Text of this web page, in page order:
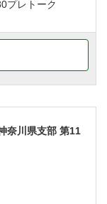
プレトーク
奈川県支部 第11